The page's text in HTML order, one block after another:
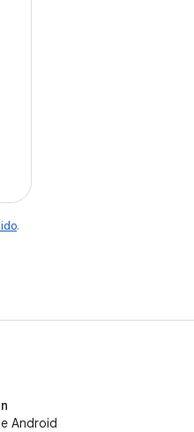
.
Android